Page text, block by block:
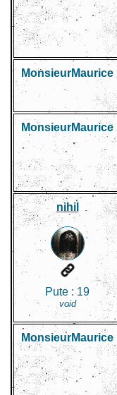
MonsieurMaurice
MonsieurMaurice
nihil
Pute :19
void
MonsieurMaurice